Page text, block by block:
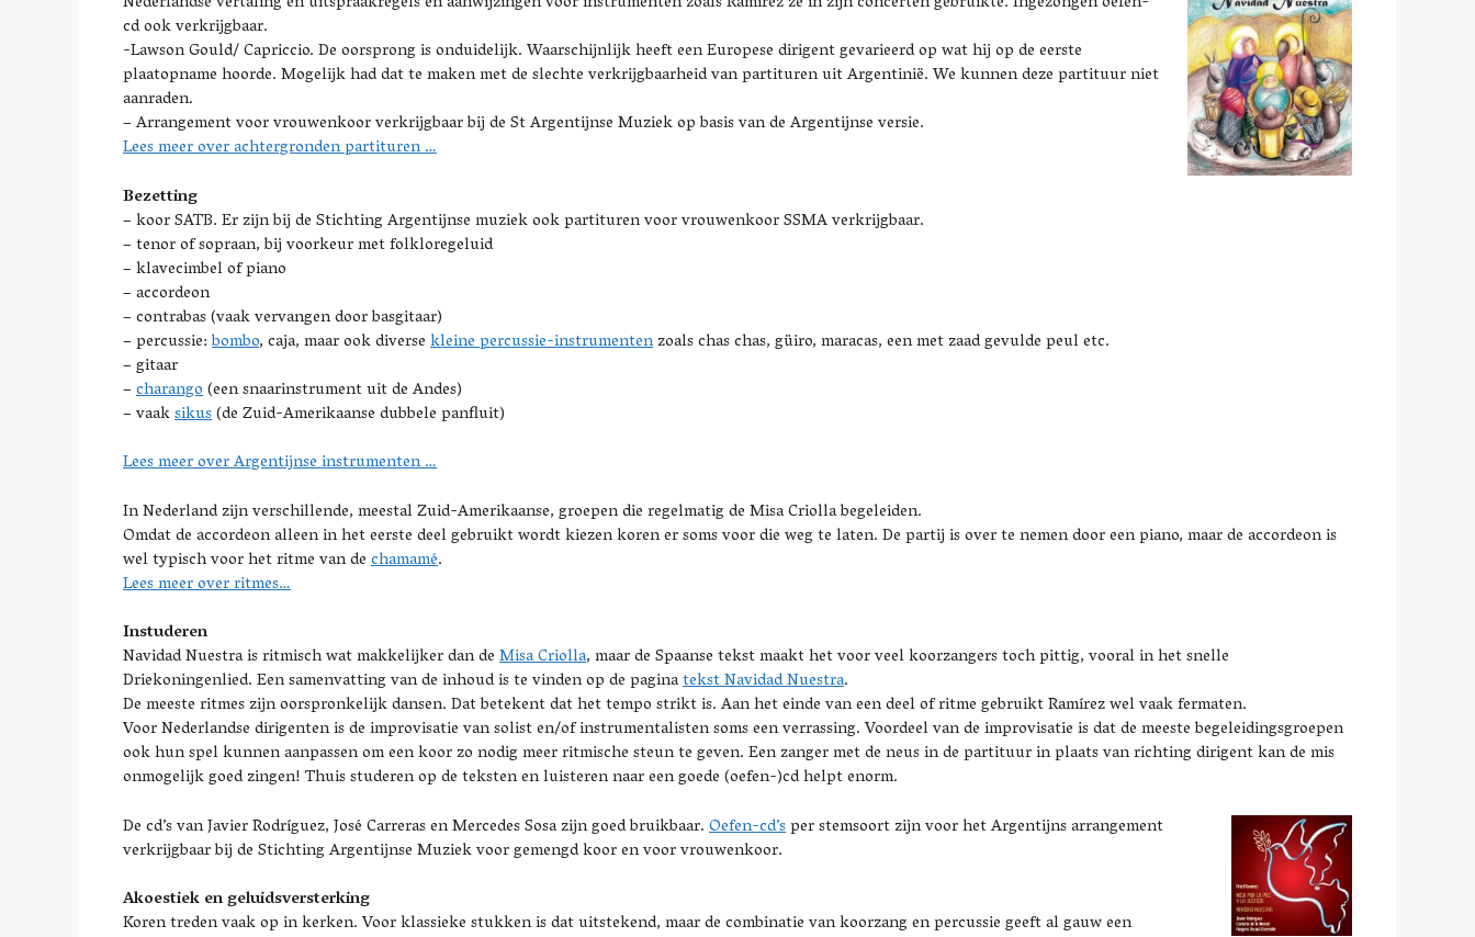
cd ook verkrijgbaar.
-Lawson Gould/ Capriccio. De oorsprong is onduidelijk. Waarschijnlijk heeft een Europese dirigent gevarieerd op wat hij op de eerste
plaatopname hoorde. Mogelijk had dat te maken met de slechte verkrijgbaarheid van partituren uit Argentinië. We kunnen deze partituur niet
aanraden.
– Arrangement voor vrouwenkoor verkrijgbaar bij de St Argentijnse Muziek op basis van de Argentijnse versie.
Lees meer over achtergronden partituren …
Bezetting
– koor SATB. Er zijn bij de Stichting Argentijnse muziek ook partituren voor vrouwenkoor SSMA verkrijgbaar.
– tenor of sopraan, bij voorkeur met folkloregeluid
– klavecimbel of piano
– accordeon
– contrabas (vaak vervangen door basgitaar)
–percussie:bombo, caja, maar ook diversekleine percussie-instrumentenzoals chas chas, güiro, maracas, een met zaad gevulde peul etc.
– gitaar
–charango(een snaarinstrument uit de Andes)
– vaaksikus(de Zuid-Amerikaanse dubbele panfluit)
Lees meer over Argentijnse instrumenten …
In Nederland zijn verschillende, meestal Zuid-Amerikaanse, groepen die regelmatig de Misa Criolla begeleiden.
Omdat de accordeon alleen in het eerste deel gebruikt wordt kiezen koren er soms voor die weg te laten. De partij is over te nemen door een piano, maar de accordeon is
wel typisch voor het ritme van dechamamé.
Lees meer over ritmes…
Instuderen
Navidad Nuestra is ritmisch wat makkelijker dan deMisa Criolla, maar de Spaanse tekst maakt het voor veel koorzangers toch pittig, vooral in het snelle
Driekoningenlied. Een samenvatting van de inhoud is te vinden op de paginatekst Navidad Nuestra.
De meeste ritmes zijn oorspronkelijk dansen. Dat betekent dat het tempo strikt is. Aan het einde van een deel of ritme gebruikt Ramírez wel vaak fermaten.
Voor Nederlandse dirigenten is de improvisatie van solist en/of instrumentalisten soms een verrassing. Voordeel van de improvisatie is dat de meeste begeleidingsgroepen
ook hun spel kunnen aanpassen om een koor zo nodig meer ritmische steun te geven. Een zanger met de neus in de partituur in plaats van richting dirigent kan de mis
onmogelijk goed zingen! Thuis studeren op de teksten en luisteren naar een goede (oefen-)cd helpt enorm.
De cd’s van Javier Rodríguez, José Carreras en Mercedes Sosa zijn goed bruikbaar.Oefen-cd’sper stemsoort zijn voor het Argentijns arrangement
verkrijgbaar bij de Stichting Argentijnse Muziek voor gemengd koor en voor vrouwenkoor.
Akoestiek en geluidsversterking
Koren treden vaak op in kerken. Voor klassieke stukken is dat uitstekend, maar de combinatie van koorzang en percussie geeft al gauw een